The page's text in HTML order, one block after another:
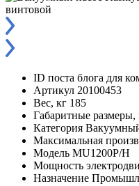
ID поста блога для
Артикул 20100453
Вес, кг 185
Габаритные
Категория
Максимальная
Модель MU1200P/H
Мощность
Назначение